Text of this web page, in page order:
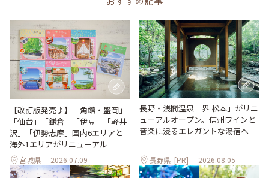
【改訂版発売♪】「角館・盛岡」
「仙台」「鎌倉」「伊豆」「軽井
沢」「伊勢志摩」国内6エリアと
海外1エリアがリニューアル
宮城県 2026.07.09
長野・浅間温泉「界 松本」がリニ
ューアルオープン。信州ワインと
音楽に浸るエレガントな湯宿へ
長野県 [PR] 2026.08.05